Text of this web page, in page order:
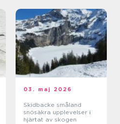
03. maj 2026
Skidbacke småland
snösäkra upplevelser i
hjärtat av skogen